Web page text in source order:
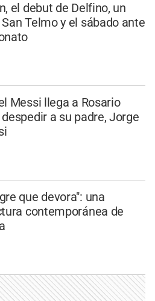
el debut de Delfino, un
Telmo y el sábado ante
Messi llega a Rosario
a su padre, Jorge
que devora": una
contemporánea de